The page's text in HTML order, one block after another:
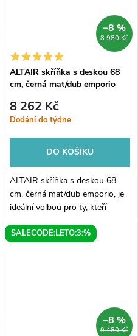
8 980 Kč
–8 %
ALTAIR skříňka s deskou 68
cm, černá mat/dub emporio
8 262 Kč
Dodání do týdne
DO KOŠÍKU
ALTAIR skříňka s deskou 68
cm, černá mat/dub emporio, je
ideální volbou pro ty, kteří
hledají praktický a elegantní
způsob, jak uložit své věci.
SALECODE:LETO:3:%
9 480 Kč
–8 %